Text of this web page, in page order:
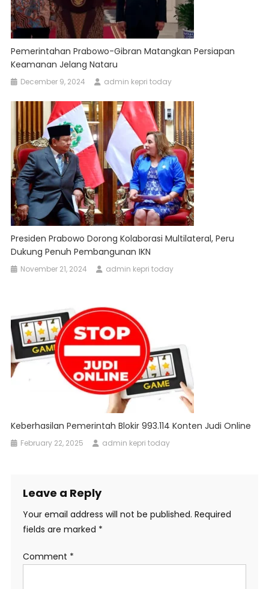
Pemerintahan Prabowo-Gibran Matangkan Persiapan
Keamanan Jelang Nataru
December 9, 2024 admin kepri today
Presiden Prabowo Dorong Kolaborasi Multilateral, Peru
Dukung Penuh Pembangunan IKN
November 21, 2024 admin kepri today
Keberhasilan Pemerintah Blokir 993.114 Konten Judi Online
February 22, 2025 admin kepri today
Leave a Reply
Your email address will not be published. Required
fields are marked *
Comment *